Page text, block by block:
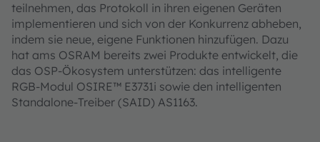
teilnehmen, das Protokoll in ihren eigenen Geräten
implementieren und sich von der Konkurrenz abheben,
indem sie neue, eigene Funktionen hinzufügen. Dazu
hat ams OSRAM bereits zwei Produkte entwickelt, die
das OSP-Ökosystem unterstützen: das intelligente
RGB-Modul OSIRE™ E3731i sowie den intelligenten
Standalone-Treiber (SAID) AS1163.